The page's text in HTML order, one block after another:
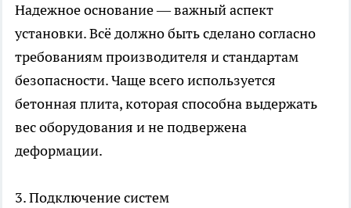
Надежное основание — важный аспект
установки. Всё должно быть сделано согласно
требованиям производителя и стандартам
безопасности. Чаще всего используется
бетонная плита, которая способна выдержать
вес оборудования и не подвержена
деформации.
3. Подключение систем